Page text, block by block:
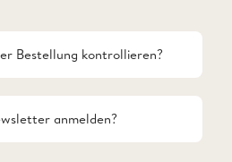
Bestellung kontrollieren?
anmelden?